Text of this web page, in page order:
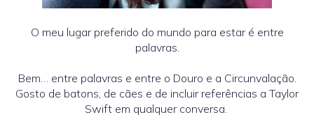
O meu lugar preferido do mundo para estar é entre
palavras.
Bem… entre palavras e entre o Douro e a Circunvalação.
Gosto de batons, de cães e de incluir referências a Taylor
Swift em qualquer conversa.